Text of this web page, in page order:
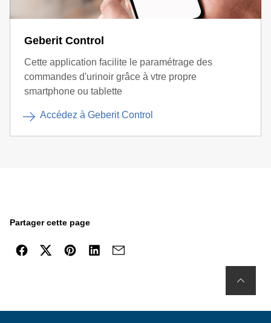
Geberit Control
Cette application facilite le paramétrage des
commandes d'urinoir grâce à vtre propre
smartphone ou tablette
Accédez à Geberit Control
Partager cette page